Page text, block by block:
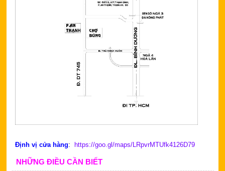
Định vị cửa hàng: https://goo.gl/maps/LRpvrMTUfk4126D79
NHỮNG ĐIỀU CẦN BIẾT